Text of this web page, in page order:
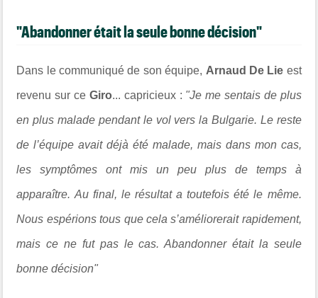
"Abandonner était la seule bonne décision"
Dans le communiqué de son équipe, Arnaud De Lie est
revenu sur ce Giro... capricieux : "Je me sentais de plus
en plus malade pendant le vol vers la Bulgarie. Le reste
de l’équipe avait déjà été malade, mais dans mon cas,
les symptômes ont mis un peu plus de temps à
apparaître. Au final, le résultat a toutefois été le même.
Nous espérions tous que cela s’améliorerait rapidement,
mais ce ne fut pas le cas. Abandonner était la seule
bonne décision"